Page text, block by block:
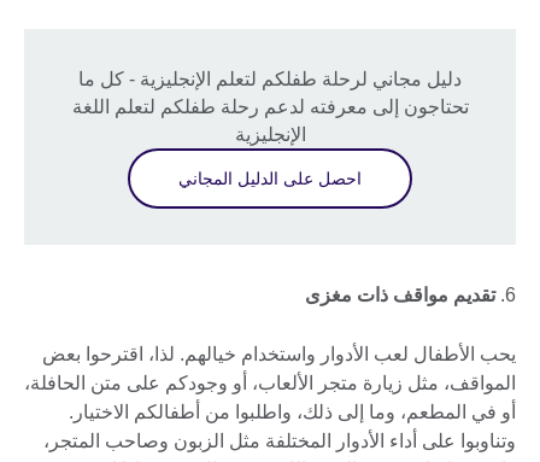
دليل مجاني لرحلة طفلكم لتعلم الإنجليزية - كل ما
تحتاجون إلى معرفته لدعم رحلة طفلكم لتعلم اللغة
الإنجليزية
احصل على الدليل المجاني
6. تقديم مواقف ذات مغزى
يحب الأطفال لعب الأدوار واستخدام خيالهم. لذا، اقترحوا بعض
المواقف، مثل زيارة متجر الألعاب، أو وجودكم على متن الحافلة،
أو في المطعم، وما إلى ذلك، واطلبوا من أطفالكم الاختيار.
وتناوبوا على أداء الأدوار المختلفة مثل الزبون وصاحب المتجر،